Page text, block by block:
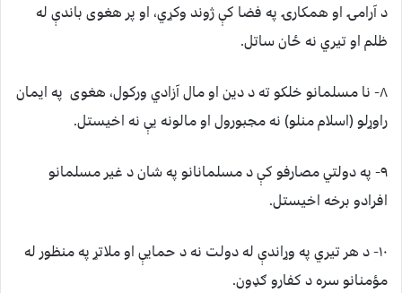
د آرامۍ او همکارۍ په فضا کې ژوند وکړي، او پر هغوى باندې له
ظلم او تيري نه ځان ساتل.
٨- نا مسلمانو خلکو ته د دين او مال آزادي ورکول، هغوى په ايمان
راوړلو (اسلام منلو) نه مجبورول او مالونه يې نه اخيستل.
٩- په دولتي مصارفو کې د مسلمانانو په شان د غير مسلمانو
افرادو برخه اخيستل.
١٠- د هر تيري په وړاندې له دولت نه د حمايې او ملاتړ په منظور له
مؤمنانو سره د کفارو ګډون.